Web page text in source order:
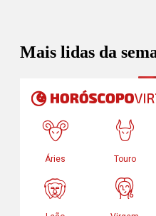
Mais lidas da